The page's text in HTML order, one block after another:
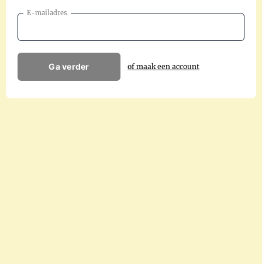
E-mailadres
Ga verder of maak een account